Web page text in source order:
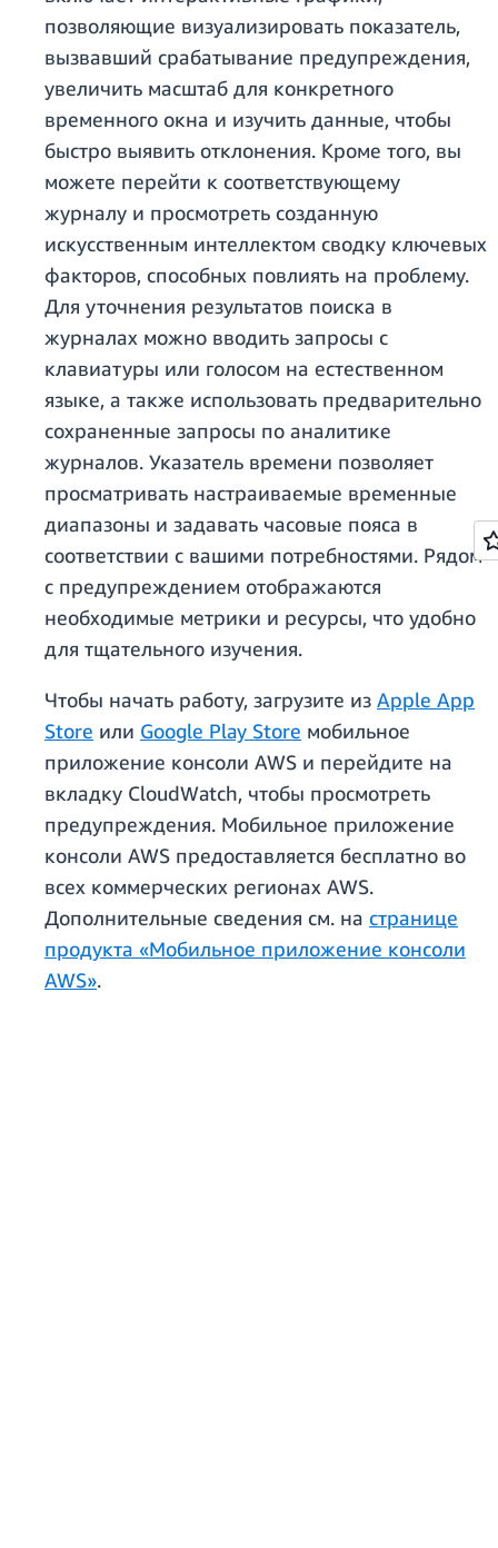
позволяющие визуализировать показатель,
вызвавший срабатывание предупреждения,
увеличить масштаб для конкретного
временного окна и изучить данные, чтобы
быстро выявить отклонения. Кроме того, вы
можете перейти к соответствующему
журналу и просмотреть созданную
искусственным интеллектом сводку ключевых
факторов, способных повлиять на проблему.
Для уточнения результатов поиска в
журналах можно вводить запросы с
клавиатуры или голосом на естественном
языке, а также использовать предварительно
сохраненные запросы по аналитике
журналов. Указатель времени позволяет
просматривать настраиваемые временные
диапазоны и задавать часовые пояса в
соответствии с вашими потребностями. Рядом
с предупреждением отображаются
необходимые метрики и ресурсы, что удобно
для тщательного изучения.
Чтобы начать работу, загрузите из Apple App
Store или Google Play Store мобильное
приложение консоли AWS и перейдите на
вкладку CloudWatch, чтобы просмотреть
предупреждения. Мобильное приложение
консоли AWS предоставляется бесплатно во
всех коммерческих регионах AWS.
Дополнительные сведения см. на странице
продукта «Мобильное приложение консоли
AWS».